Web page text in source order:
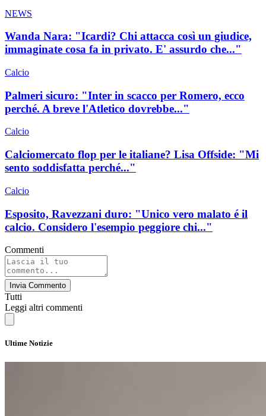
NEWS
Wanda Nara: "Icardi? Chi attacca così un giudice,
immaginate cosa fa in privato. E' assurdo che..."
Calcio
Palmeri sicuro: "Inter in scacco per Romero, ecco
perché. A breve l'Atletico dovrebbe..."
Calcio
Calciomercato flop per le italiane? Lisa Offside: "Mi
sento soddisfatta perché..."
Calcio
Esposito, Ravezzani duro: "Unico vero malato é il
calcio. Considero l'esempio peggiore chi..."
Commenti
Invia Commento
Tutti
Leggi altri commenti
Ultime Notizie